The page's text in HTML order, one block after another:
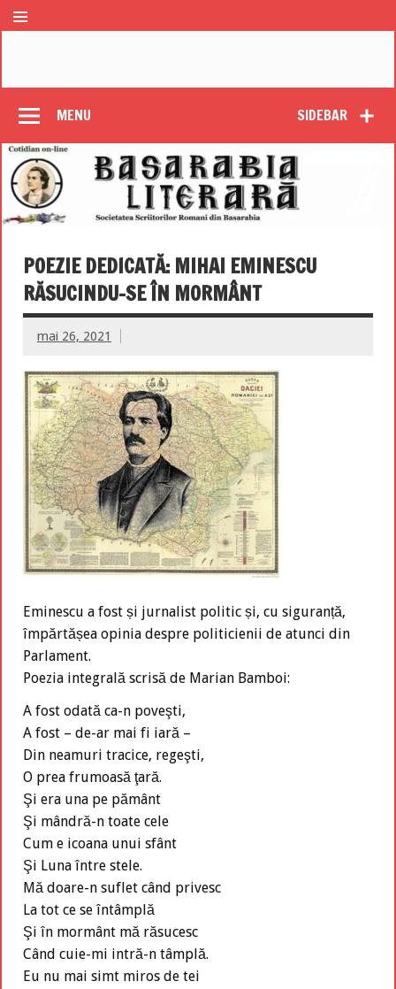
SIDEBAR
MENU
POEZIE DEDICATĂ: MIHAI EMINESCU
RĂSUCINDU-SE ÎN MORMÂNT
mai 26, 2021
Eminescu a fost și jurnalist politic și, cu siguranță,
împărtășea opinia despre politicienii de atunci din
Parlament.
Poezia integrală scrisă de Marian Bamboi:
A fost odată ca-n poveşti,
A fost – de-ar mai fi iară –
Din neamuri tracice, regeşti,
O prea frumoasă ţară.
Şi era una pe pământ
Şi mândră-n toate cele
Cum e icoana unui sfânt
Şi Luna între stele.
Mă doare-n suflet când privesc
La tot ce se întâmplă
Şi în mormânt mă răsucesc
Când cuie-mi intră-n tâmplă.
Eu nu mai simt miros de tei